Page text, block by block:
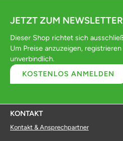
JETZT ZUM
Dieser Shop richtet sich
Um Preise anzuzeigen,
unverbindlich.
KOSTENLOS ANMELDEN
KONTAKT
Kontakt & Ansprechpartner